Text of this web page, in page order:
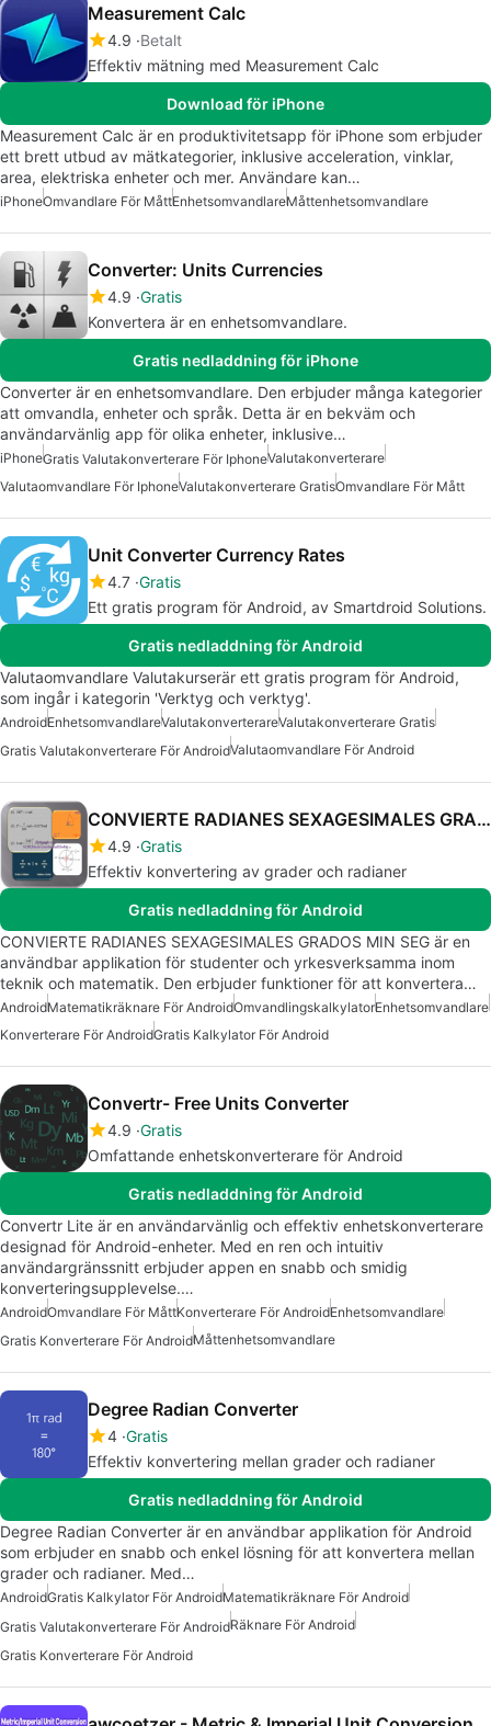
Measurement Calc
4.9 Betalt
Effektiv mätning med Measurement Calc
Download för iPhone
Measurement Calc är en produktivitetsapp för iPhone som erbjuder
ett brett utbud av mätkategorier, inklusive acceleration, vinklar,
area, elektriska enheter och mer. Användare kan…
iPhoneOmvandlare För MåttEnhetsomvandlareMåttenhetsomvandlare
Converter: Units Currencies
4.9 Gratis
Konvertera är en enhetsomvandlare.
Gratis nedladdning för iPhone
Converter är en enhetsomvandlare. Den erbjuder många kategorier
att omvandla, enheter och språk. Detta är en bekväm och
användarvänlig app för olika enheter, inklusive…
iPhoneGratis Valutakonverterare För IphoneValutakonverterare
Valutaomvandlare För IphoneValutakonverterare GratisOmvandlare För Mått
Unit Converter Currency Rates
4.7 Gratis
Ett gratis program för Android, av Smartdroid Solutions.
Gratis nedladdning för Android
Valutaomvandlare Valutakurserär ett gratis program för Android,
som ingår i kategorin 'Verktyg och verktyg'.
AndroidEnhetsomvandlareValutakonverterareValutakonverterare Gratis
Gratis Valutakonverterare För AndroidValutaomvandlare För Android
CONVIERTE RADIANES SEXAGESIMALES GRADOS MIN SEG
4.9 Gratis
Effektiv konvertering av grader och radianer
Gratis nedladdning för Android
CONVIERTE RADIANES SEXAGESIMALES GRADOS MIN SEG är en
användbar applikation för studenter och yrkesverksamma inom
teknik och matematik. Den erbjuder funktioner för att konvertera…
AndroidMatematikräknare För AndroidOmvandlingskalkylatorEnhetsomvandlare
Konverterare För AndroidGratis Kalkylator För Android
Convertr- Free Units Converter
4.9 Gratis
Omfattande enhetskonverterare för Android
Gratis nedladdning för Android
Convertr Lite är en användarvänlig och effektiv enhetskonverterare
designad för Android-enheter. Med en ren och intuitiv
användargränssnitt erbjuder appen en snabb och smidig
konverteringsupplevelse.…
AndroidOmvandlare För MåttKonverterare För AndroidEnhetsomvandlare
Gratis Konverterare För AndroidMåttenhetsomvandlare
Degree Radian Converter
4 Gratis
Effektiv konvertering mellan grader och radianer
Gratis nedladdning för Android
Degree Radian Converter är en användbar applikation för Android
som erbjuder en snabb och enkel lösning för att konvertera mellan
grader och radianer. Med…
AndroidGratis Kalkylator För AndroidMatematikräknare För Android
Gratis Valutakonverterare För AndroidRäknare För Android
Gratis Konverterare För Android